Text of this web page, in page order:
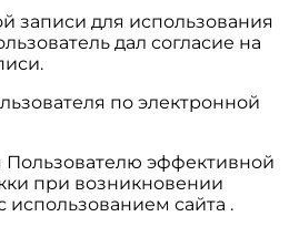
записи для использования
дал согласие на
по электронной
Пользователю эффективной
при возникновении
использованием сайта .